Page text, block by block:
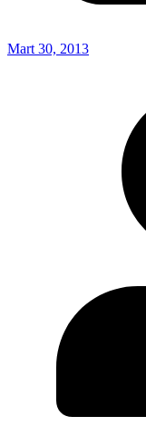
Mart 30, 2013